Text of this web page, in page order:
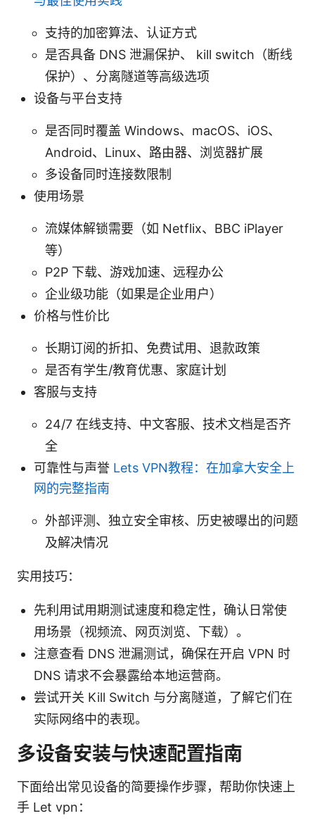
支持的加密算法、认证方式
是否具备 DNS 泄漏保护、 kill switch（断线
保护）、分离隧道等高级选项
设备与平台支持
是否同时覆盖 Windows、macOS、iOS、
Android、Linux、路由器、浏览器扩展
多设备同时连接数限制
使用场景
流媒体解锁需要（如 Netflix、BBC iPlayer
等）
P2P 下载、游戏加速、远程办公
企业级功能（如果是企业用户）
价格与性价比
长期订阅的折扣、免费试用、退款政策
是否有学生/教育优惠、家庭计划
客服与支持
24/7 在线支持、中文客服、技术文档是否齐
全
可靠性与声誉 Lets VPN教程：在加拿大安全上
网的完整指南
外部评测、独立安全审核、历史被曝出的问题
及解决情况
实用技巧：
先利用试用期测试速度和稳定性，确认日常使
用场景（视频流、网页浏览、下载）。
注意查看 DNS 泄漏测试，确保在开启 VPN 时
DNS 请求不会暴露给本地运营商。
尝试开关 Kill Switch 与分离隧道，了解它们在
实际网络中的表现。
多设备安装与快速配置指南
下面给出常见设备的简要操作步骤，帮助你快速上
手 Let vpn：